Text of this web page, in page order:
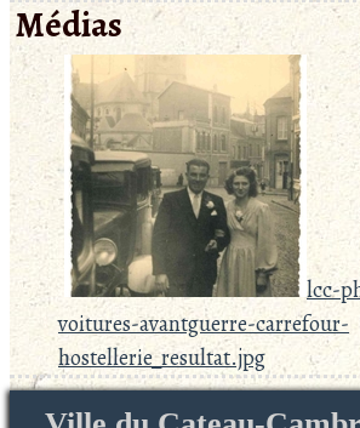
Médias
lcc-
voitures-avantguerre-carrefour-
hostellerie_resultat.jpg